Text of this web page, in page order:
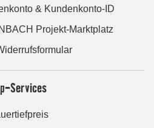
& Kundenkonto-ID
Projekt-Marktplatz
Services